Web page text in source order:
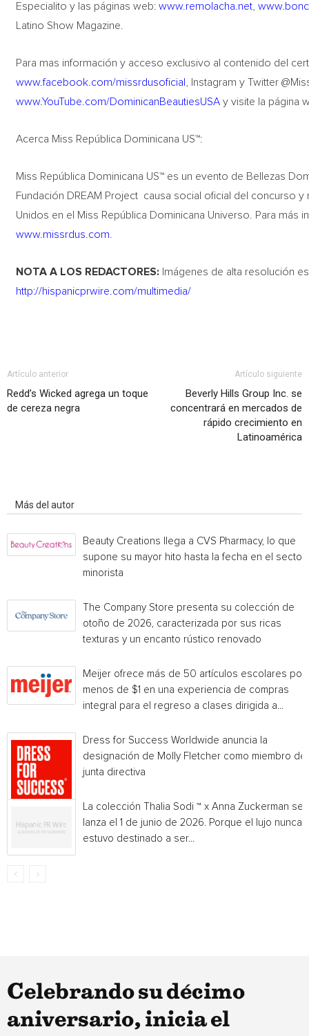
Especialito y las páginas web:www.remolacha.net ,
Latino Show Magazine.
Para mas información y acceso exclusivo al contenido del
www.facebook.com/missrdusoficial
, Instagram y Twitter
www.YouTube.com/DominicanBeautiesUSA y visite la página
Acerca Miss República Dominicana US™:
Miss República Dominicana US™ es un evento de Bellezas
Fundación DREAM Project causa social oficial del concurso
Unidos en el Miss República Dominicana Universo. Para
www.missrdus.com
NOTA A LOS REDACTORES: Imágenes de alta resolución
http://hispanicprwire.com/multimedia/
Artículo anterior
Redd’s Wicked agrega un toque
de cereza negra
Artículo siguiente
Beverly Hills Group Inc. se
concentrará en mercados de
rápido crecimiento en
Latinoamérica
Más del autor
Beauty Creations llega a CVS Pharmacy, lo que
supone su mayor hito hasta la fecha en el sector
minorista
The Company Store presenta su colección de
otoño de 2026, caracterizada por sus ricas
texturas y un encanto rústico renovado
Meijer ofrece más de 50 artículos escolares por
menos de $1 en una experiencia de compras
integral para el regreso a clases dirigida a...
Dress for Success Worldwide anuncia la
designación de Molly Fletcher como miembro de
junta directiva
La colección Thalia Sodi ™ x Anna Zuckerman se
lanza el 1 de junio de 2026. Porque el lujo nunca
estuvo destinado a ser...
Celebrando su décimo
aniversario, inicia el